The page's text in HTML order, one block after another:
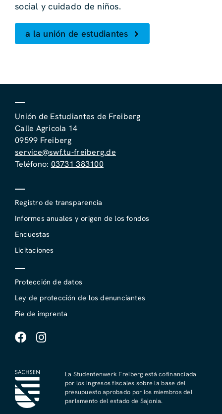
social y cuidado de niños.
a la unión de estudiantes
Unión de Estudiantes de Freiberg
Calle Agricola 14
09599 Freiberg
service@swf.tu-freiberg.de
Teléfono: 03731 383100
Registro de transparencia
Informes anuales y origen de los fondos
Encuestas
Licitaciones
Protección de datos
Ley de protección de los denunciantes
Pie de imprenta
La Studentenwerk Freiberg está cofinanciada
por los ingresos fiscales sobre la base del
presupuesto aprobado por los miembros del
parlamento del estado de Sajonia.